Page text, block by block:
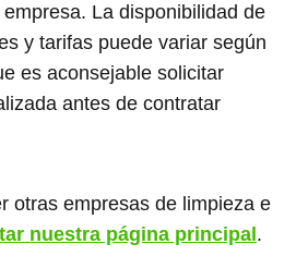
La disponibilidad de
y tarifas puede variar según
es aconsejable solicitar
antes de contratar
otras empresas de limpieza e
nuestra página principal .